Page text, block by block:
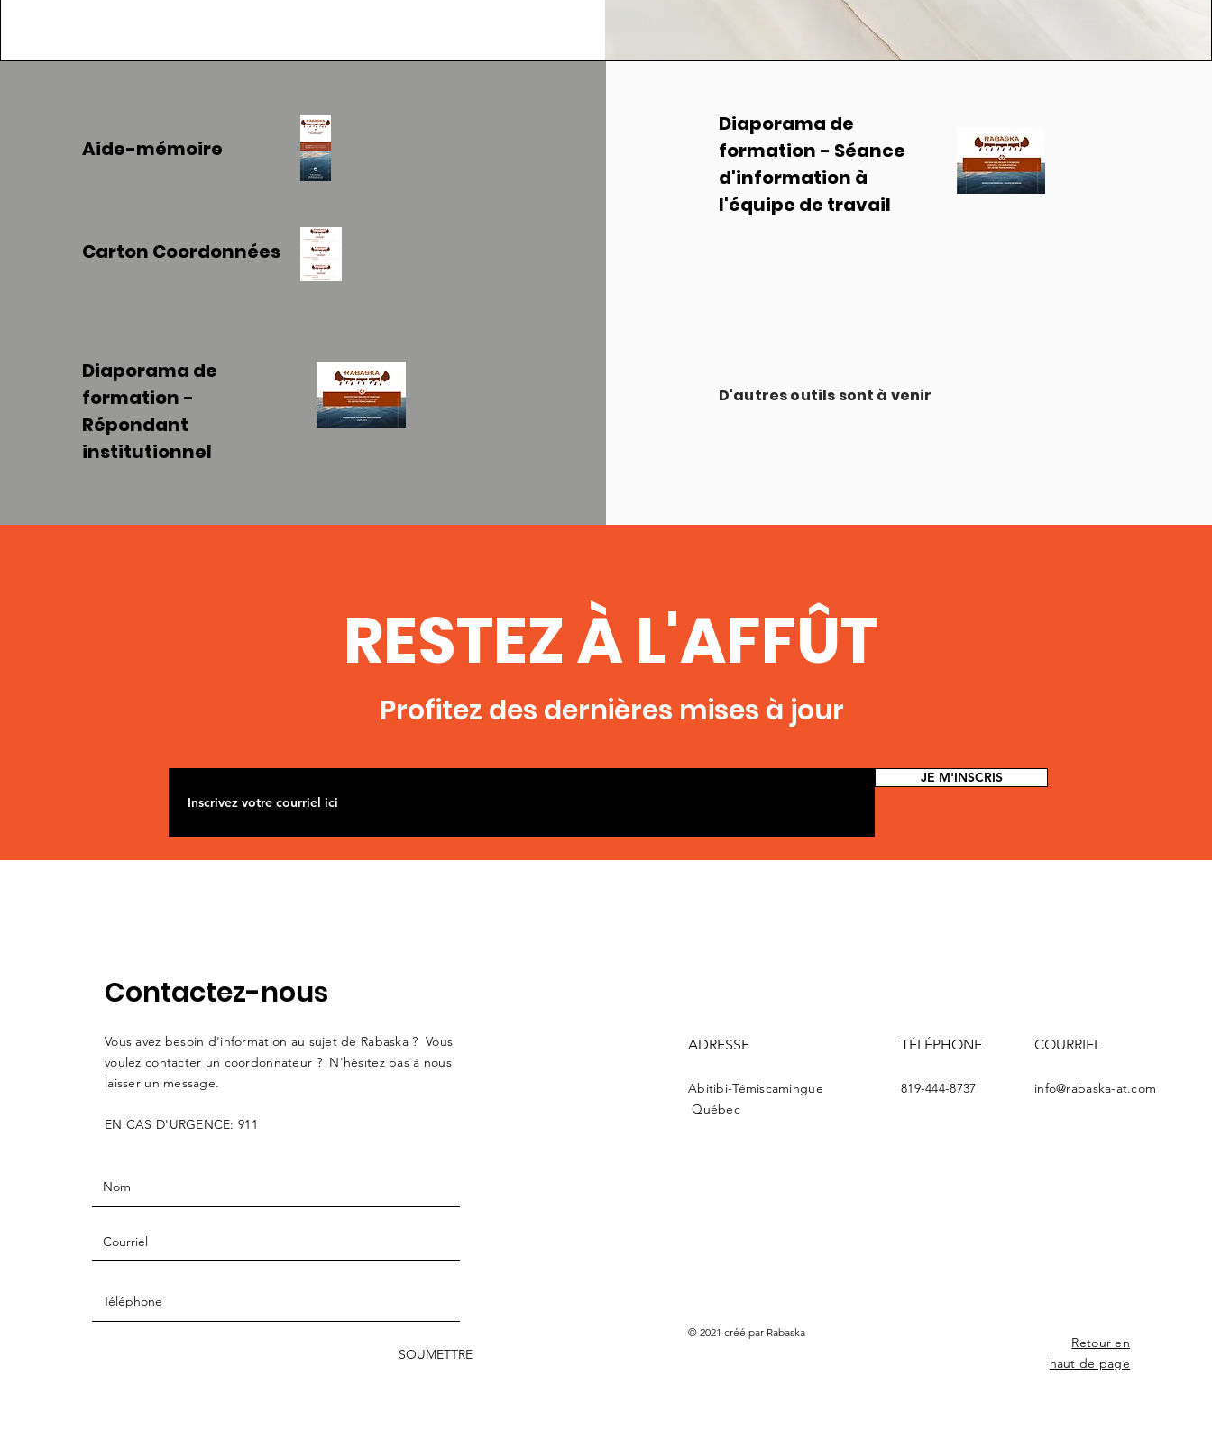
Aide-mémoire
Carton Coordonnées
Diaporama de
formation -
Répondant
institutionnel
Diaporama de
formation - Séance
d'information à
l'équipe de travail
D'autres outils sont à venir
RESTEZ À L'AFFÛT
Profitez des dernières mises à jour
JE M'INSCRIS
Contactez-nous
Vous avez besoin d'information au sujet de Rabaska ? Vous
voulez contacter un coordonnateur ? N'hésitez pas à nous
laisser un message.
EN CAS D'URGENCE: 911
SOUMETTRE
ADRESSE
Abitibi-Témiscamingue
Québec
TÉLÉPHONE
819-444-8737
COURRIEL
info@rabaska-at.com
© 2021 créé par Rabaska
Retour en
haut de page